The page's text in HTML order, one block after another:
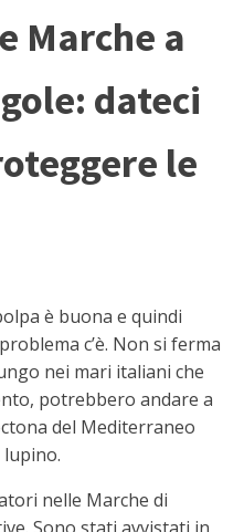
Marche a
dateci
le
è buona e quindi
c’è. Non si ferma
nei mari italiani che
potrebbero andare a
del Mediterraneo
nelle Marche di